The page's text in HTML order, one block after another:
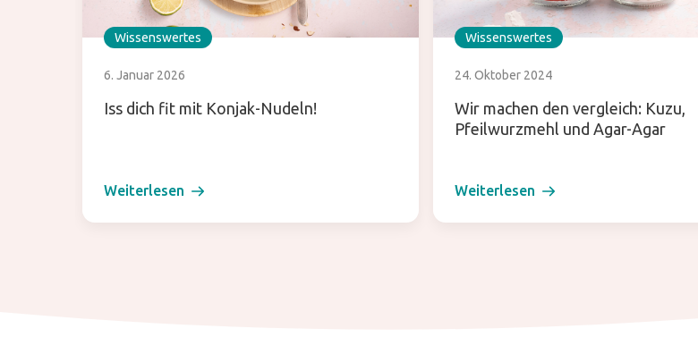
Wissenswertes
6. Januar 2026
Iss dich fit mit Konjak-Nudeln!
Weiterlesen
Wissenswertes
24. Oktober 2024
Wir machen den vergleich: Kuzu,
Pfeilwurzmehl und Agar-Agar
Weiterlesen